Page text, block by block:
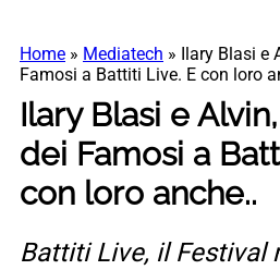
Home » Mediatech »
Ilary Blasi e
Famosi a Battiti Live. E con loro
Ilary Blasi e
dei Famosi a
con loro anche..
Battiti Live, il Festival